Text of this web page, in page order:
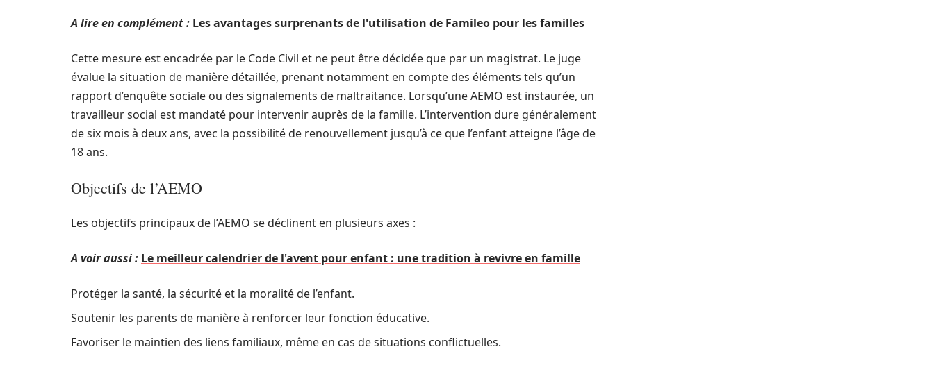
A lire en complément : Les avantages surprenants de l'utilisation de Famileo pour les familles
Cette mesure est encadrée par le Code Civil et ne peut être décidée que par un magistrat. Le juge
évalue la situation de manière détaillée, prenant notamment en compte des éléments tels qu’un
rapport d’enquête sociale ou des signalements de maltraitance. Lorsqu’une AEMO est instaurée, un
travailleur social est mandaté pour intervenir auprès de la famille. L’intervention dure généralement
de six mois à deux ans, avec la possibilité de renouvellement jusqu’à ce que l’enfant atteigne l’âge de
18 ans.
Objectifs de l’AEMO
Les objectifs principaux de l’AEMO se déclinent en plusieurs axes :
A voir aussi : Le meilleur calendrier de l'avent pour enfant : une tradition à revivre en famille
Protéger la santé, la sécurité et la moralité de l’enfant.
Soutenir les parents de manière à renforcer leur fonction éducative.
Favoriser le maintien des liens familiaux, même en cas de situations conflictuelles.